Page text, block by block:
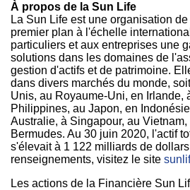
À propos de la Sun Life
La Sun Life est une organisation
premier plan à l'échelle
particuliers et aux entreprises une
solutions dans les domaines de
gestion d'actifs et de patrimoine.
dans divers marchés du monde,
Unis, au Royaume-Uni, en Irlande,
Philippines, au Japon, en
Australie, à Singapour, au Vietnam,
Bermudes. Au 30 juin 2020, l'actif
s'élevait à 1 122 milliards de
renseignements, visitez le site
Les actions de la Financière Sun